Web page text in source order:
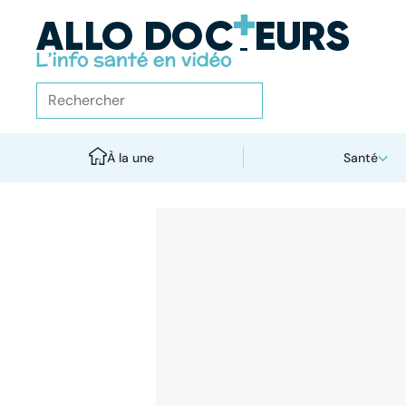
À la une Santé